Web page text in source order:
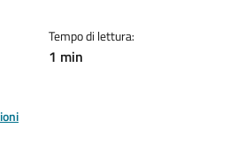
Tempo di lettura:
1 min